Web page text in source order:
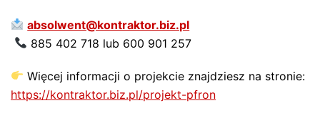
absolwent@kontraktor.biz.pl
885 402 718 lub 600 901 257
Więcej informacji o projekcie znajdziesz na stronie:
https://kontraktor.biz.pl/projekt-pfron